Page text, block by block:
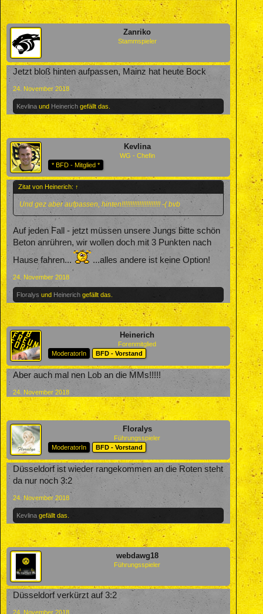
Zanriko
Stammspieler
Jetzt bloß hinten aufpassen, Mainz hat heute Bock
24. November 2018
Kevlina und Heinerich gefällt das.
Kevlina
WG - Chefin
* BFD - Mitglied *
Zitat von Heinerich: ↑
Und gez aber aufpassen, hinten!!!!!!!!!!!!!!!!!!!!!! -( bvb
Auf jeden Fall - jetzt müssen unsere Jungs bitte schön
Beton anrühren, wir wollen doch mit 3 Punkten nach
Hause fahren...
...alles andere ist keine Option!
24. November 2018
Floralys und Heinerich gefällt das.
Heinerich
Forenmitglied
ModeratorIn
BFD - Vorstand
Aber auch mal nen Lob an die MMs!!!!!
24. November 2018
Floralys
Führungsspieler
ModeratorIn
BFD - Vorstand
Düsseldorf ist wieder rangekommen an die Roten steht
da nur noch 3:2
24. November 2018
Kevlina gefällt das.
webdawg18
Führungsspieler
Düsseldorf verkürzt auf 3:2
24. November 2018